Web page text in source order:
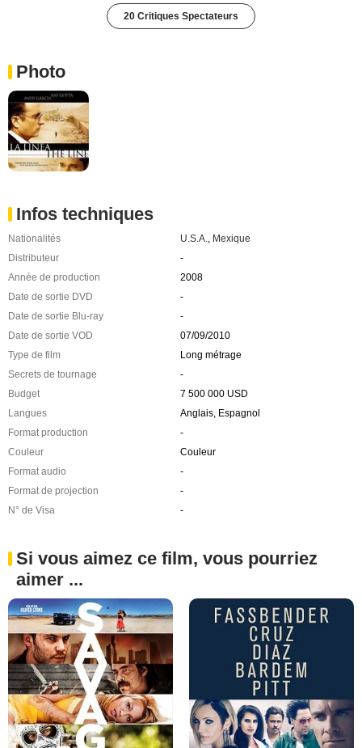
20 Critiques Spectateurs
Photo
Infos techniques
Nationalités U.S.A.
Mexique
Distributeur
-
Année de production
2008
Date de sortie DVD
-
Date de sortie Blu-ray
-
Date de sortie VOD
07/09/2010
Type de film
Long métrage
Secrets de tournage
-
Budget
7 500 000 USD
Langues
Anglais, Espagnol
Format production
-
Couleur
Couleur
Format audio
-
Format de projection
-
N° de Visa
-
Si vous aimez ce film, vous pourriez
aimer ...